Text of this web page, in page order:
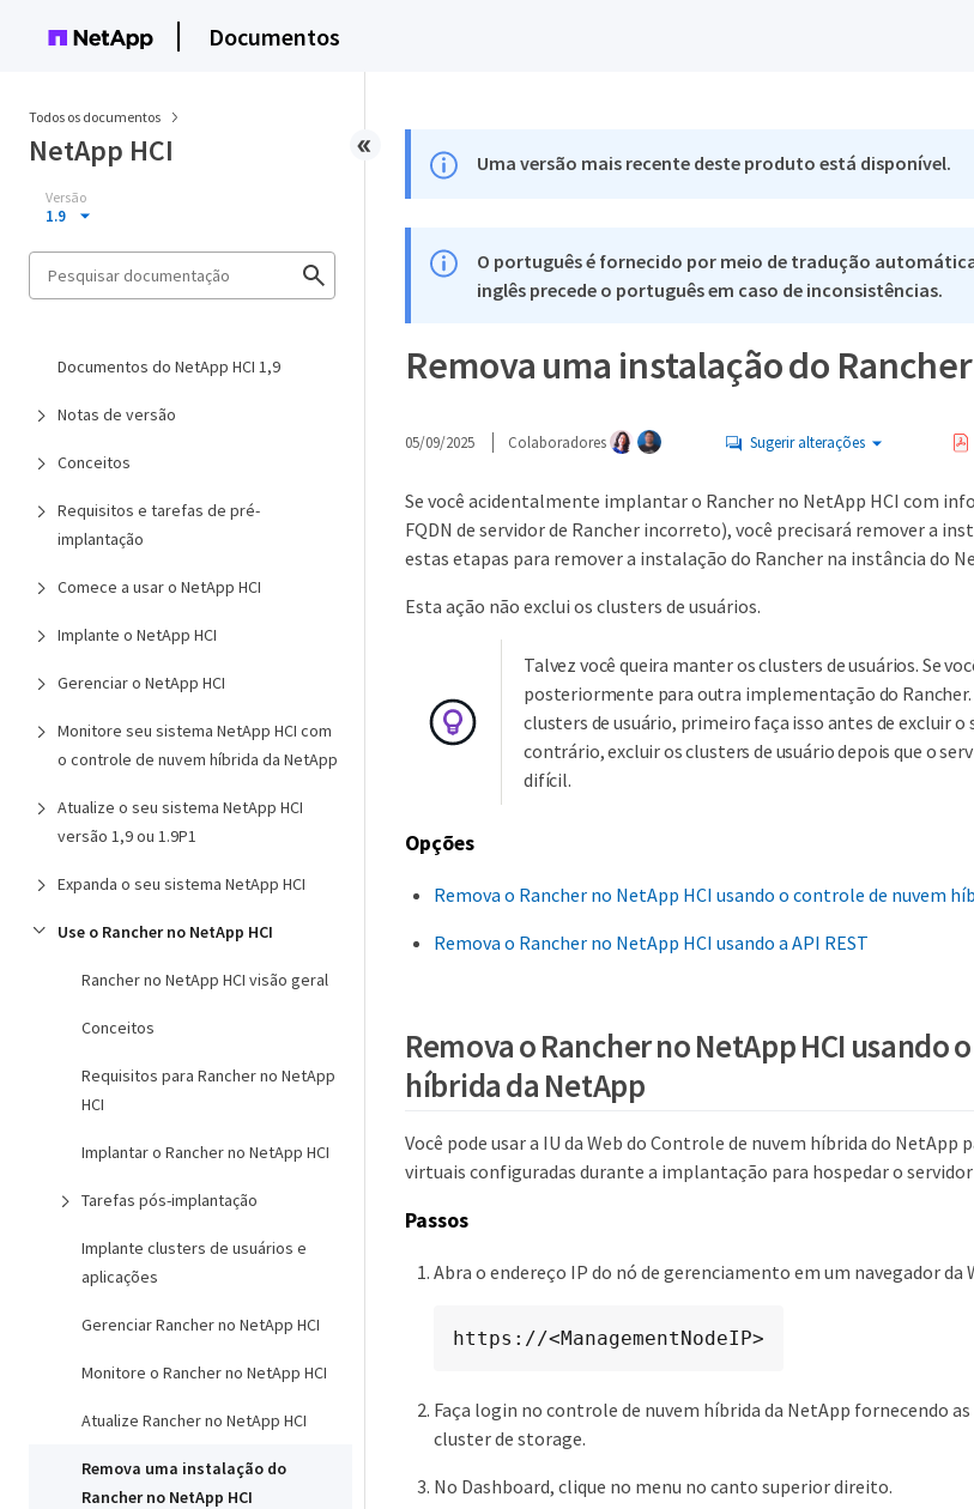
Documentos
Todos os documentos
NetApp HCI
Versão
1.9
Documentos do NetApp HCI 1,9
Notas de versão
Conceitos
Requisitos e tarefas de pré-
implantação
Comece a usar o NetApp HCI
Implante o NetApp HCI
Gerenciar o NetApp HCI
Monitore seu sistema NetApp HCI com
o controle de nuvem híbrida da NetApp
Atualize o seu sistema NetApp HCI
versão 1,9 ou 1.9P1
Expanda o seu sistema NetApp HCI
Use o Rancher no NetApp HCI
Rancher no NetApp HCI visão geral
Conceitos
Requisitos para Rancher no NetApp
HCI
Implantar o Rancher no NetApp HCI
Tarefas pós-implantação
Implante clusters de usuários e
aplicações
Gerenciar Rancher no NetApp HCI
Monitore o Rancher no NetApp HCI
Atualize Rancher no NetApp HCI
Remova uma instalação do
Rancher no NetApp HCI
Uma versão mais recente deste produto está disponível.
O português é fornecido por meio de tradução
inglês precede o português em caso de inconsistências.
Remova uma instalação do
05/09/2025 Colaboradores Sugerir alterações
Se você acidentalmente implantar o Rancher no NetApp HCI com
FQDN de servidor de Rancher incorreto), você precisará remover a
estas etapas para remover a instalação do Rancher na instância do
Esta ação não exclui os clusters de usuários.
Talvez você queira manter os clusters de usuários. Se
posteriormente para outra implementação do Rancher.
clusters de usuário, primeiro faça isso antes de excluir o
contrário, excluir os clusters de usuário depois que o
difícil.
Opções
Remova o Rancher no NetApp HCI usando o controle de nuvem
Remova o Rancher no NetApp HCI usando a API REST
Remova o Rancher no NetApp HCI usando
híbrida da NetApp
Você pode usar a IU da Web do Controle de nuvem híbrida do NetApp
virtuais configuradas durante a implantação para hospedar o servidor
Passos
Abra o endereço IP do nó de gerenciamento em um navegador da
https://<ManagementNodeIP>
Faça login no controle de nuvem híbrida da NetApp fornecendo
cluster de storage.
No Dashboard, clique no menu no canto superior direito.